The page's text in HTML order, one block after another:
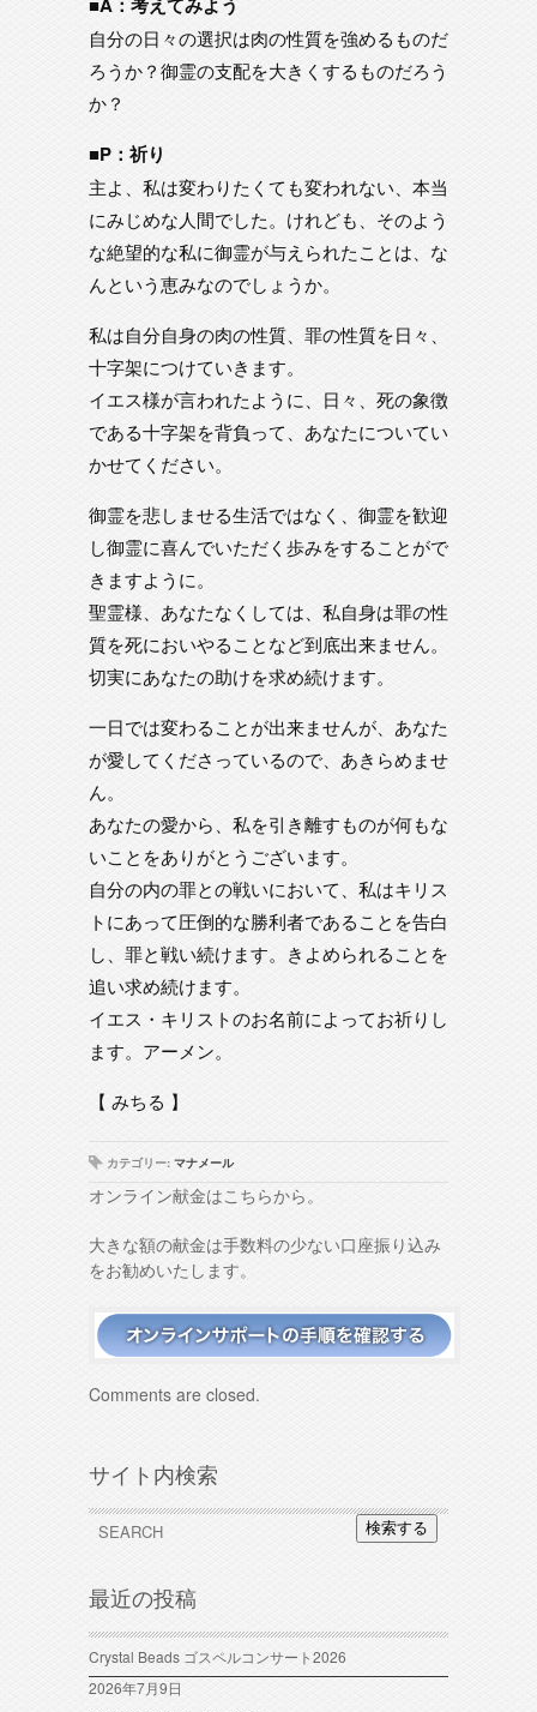
自分の日々の選択は肉の性質を強めるものだ
ろうか？御霊の支配を大きくするものだろう
か？
■P：祈り
主よ、私は変わりたくても変われない、本当
にみじめな人間でした。けれども、そのよう
な絶望的な私に御霊が与えられたことは、な
んという恵みなのでしょうか。
私は自分自身の肉の性質、罪の性質を日々、
十字架につけていきます。
イエス様が言われたように、日々、死の象徴
である十字架を背負って、あなたについてい
かせてください。
御霊を悲しませる生活ではなく、御霊を歓迎
し御霊に喜んでいただく歩みをすることがで
きますように。
聖霊様、あなたなくしては、私自身は罪の性
質を死においやることなど到底出来ません。
切実にあなたの助けを求め続けます。
一日では変わることが出来ませんが、あなた
が愛してくださっているので、あきらめませ
ん。
あなたの愛から、私を引き離すものが何もな
いことをありがとうございます。
自分の内の罪との戦いにおいて、私はキリス
トにあって圧倒的な勝利者であることを告白
し、罪と戦い続けます。きよめられることを
追い求め続けます。
イエス・キリストのお名前によってお祈りし
ます。アーメン。
【 みちる 】
カテゴリー: マナメール
オンライン献金はこちらから。
大きな額の献金は手数料の少ない口座振り込み
をお勧めいたします。
Comments are closed.
サイト内検索
検索する
最近の投稿
Crystal Beads ゴスペルコンサート2026
2026年7月9日